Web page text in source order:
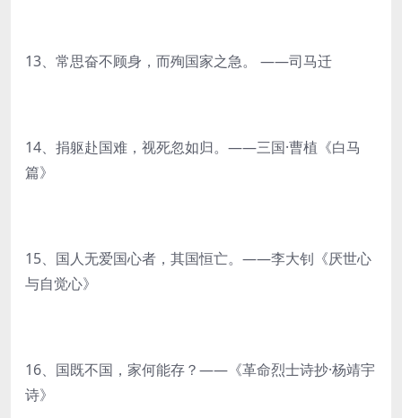
13、常思奋不顾身，而殉国家之急。 ——司马迁
14、捐躯赴国难，视死忽如归。——三国·曹植《白马
篇》
15、国人无爱国心者，其国恒亡。——李大钊《厌世心
与自觉心》
16、国既不国，家何能存？——《革命烈士诗抄·杨靖宇
诗》